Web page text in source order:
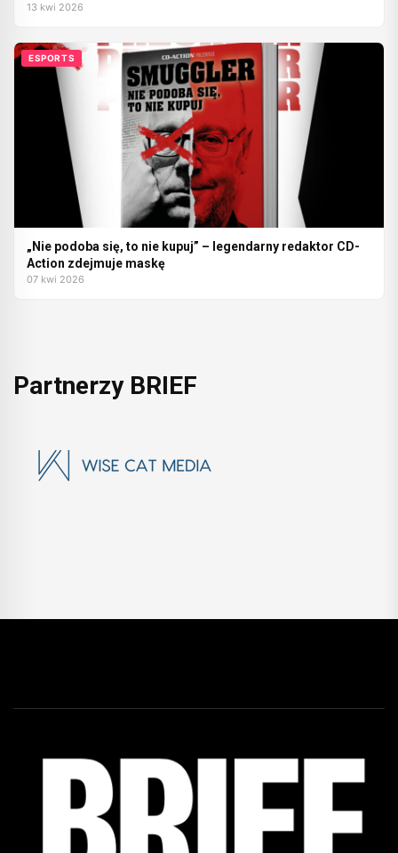
13 kwi 2026
ESPORTS
„Nie podoba się, to nie kupuj” – legendarny redaktor CD-
Action zdejmuje maskę
07 kwi 2026
Partnerzy BRIEF